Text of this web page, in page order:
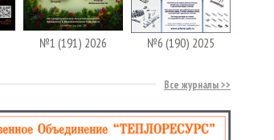
№1 (191) 2026 №6 (190) 2025
Все журналы